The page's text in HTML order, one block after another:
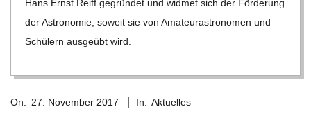
L
E
Hans Ernst Reiff gegrün­det und wid­met sich der För­de­rung
der Astro­no­mie, soweit sie von Ama­teur­as­tro­no­men und
Schü­lern aus­ge­übt wird.
11-
On: 27. November 2017 In: Aktuelles